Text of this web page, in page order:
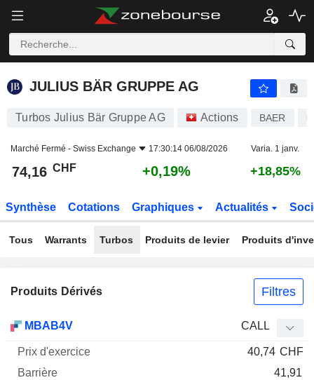
JULIUS BÄR GRUPPE AG
JULIUS BÄR GRUPPE AG
Turbos Julius Bär Gruppe AG Actions BAER
Marché Fermé - Swiss Exchange 17:30:14 06/08/2026 Varia. 1 janv.
74,16 CHF +0,19% +18,85%
Synthèse Cotations Graphiques Actualités
Tous Warrants Turbos Produits de levier Produits
Produits Dérivés Filtres
Mnemo Type
MBAB4V CALL
40,74 CHF
41,91